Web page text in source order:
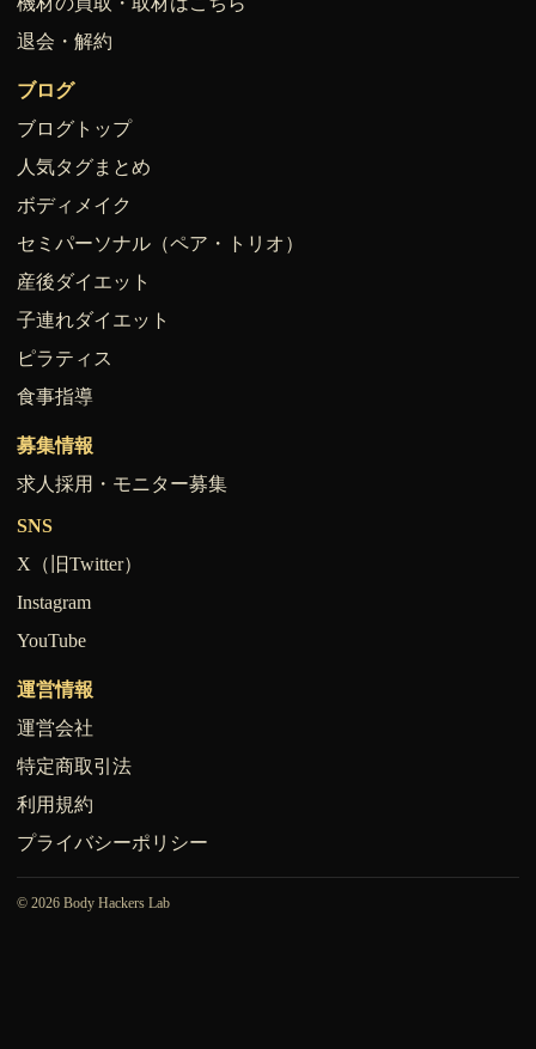
退会・解約
ブログ
ブログトップ
人気タグまとめ
ボディメイク
セミパーソナル（ペア・トリオ）
産後ダイエット
子連れダイエット
ピラティス
食事指導
募集情報
求人採用・モニター募集
SNS
X（旧Twitter）
Instagram
YouTube
運営情報
運営会社
特定商取引法
利用規約
プライバシーポリシー
© 2026 Body Hackers Lab